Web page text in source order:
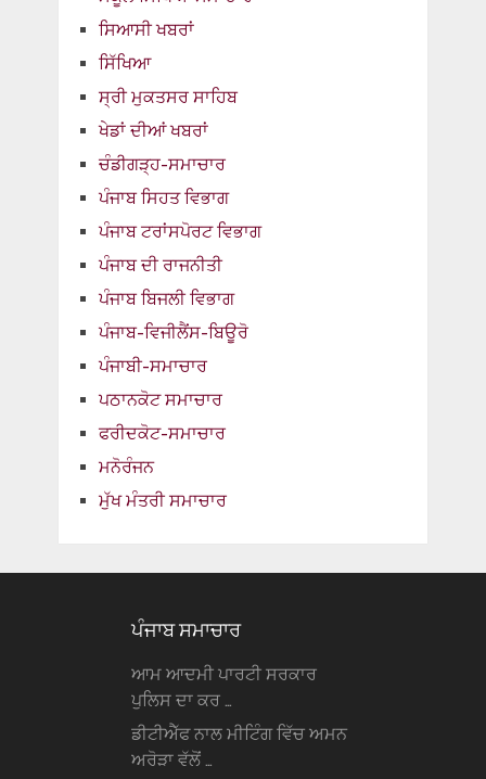
ਸਿਆਸੀ ਖਬਰਾਂ
ਸਿੱਖਿਆ
ਸ੍ਰੀ ਮੁਕਤਸਰ ਸਾਹਿਬ
ਖੇਡਾਂ ਦੀਆਂ ਖਬਰਾਂ
ਚੰਡੀਗੜ੍ਹ-ਸਮਾਚਾਰ
ਪੰਜਾਬ ਸਿਹਤ ਵਿਭਾਗ
ਪੰਜਾਬ ਟਰਾਂਸਪੋਰਟ ਵਿਭਾਗ
ਪੰਜਾਬ ਦੀ ਰਾਜਨੀਤੀ
ਪੰਜਾਬ ਬਿਜਲੀ ਵਿਭਾਗ
ਪੰਜਾਬ-ਵਿਜੀਲੈਂਸ-ਬਿਊਰੋ
ਪੰਜਾਬੀ-ਸਮਾਚਾਰ
ਪਠਾਨਕੋਟ ਸਮਾਚਾਰ
ਫਰੀਦਕੋਟ-ਸਮਾਚਾਰ
ਮਨੋਰੰਜਨ
ਮੁੱਖ ਮੰਤਰੀ ਸਮਾਚਾਰ
ਪੰਜਾਬ ਸਮਾਚਾਰ
ਆਮ ਆਦਮੀ ਪਾਰਟੀ ਸਰਕਾਰ
ਪੁਲਿਸ ਦਾ ਕਰ …
ਡੀਟੀਐੱਫ ਨਾਲ ਮੀਟਿੰਗ ਵਿੱਚ ਅਮਨ
ਅਰੋੜਾ ਵੱਲੋਂ …